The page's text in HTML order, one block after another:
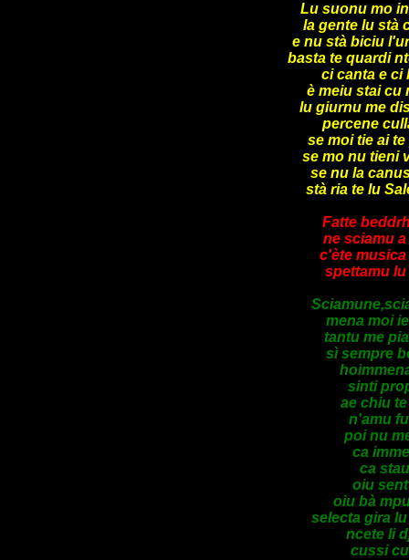
Lu suonu mo
la gente lu stà
e nu stà biciu
basta te quardi
ci canta e ci
è meiu stai cu
lu giurnu me
percene
se moi tie ai
se mo nu tieni
se nu la
stà ria te lu
Fatte
ne sciamu
c'ète
spettamu lu
mena moi
tantu me
sì sempre
sinti
ae chiu
n'amu
poi nu
ca
ca
oiu
oiu bà
selecta gira
ncete li
cussi